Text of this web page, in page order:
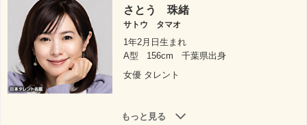
さとう 珠緒
サトウ タマオ
1年2月日生まれ
A型
156cm
千葉県出身
女優 タレント
もっと見る